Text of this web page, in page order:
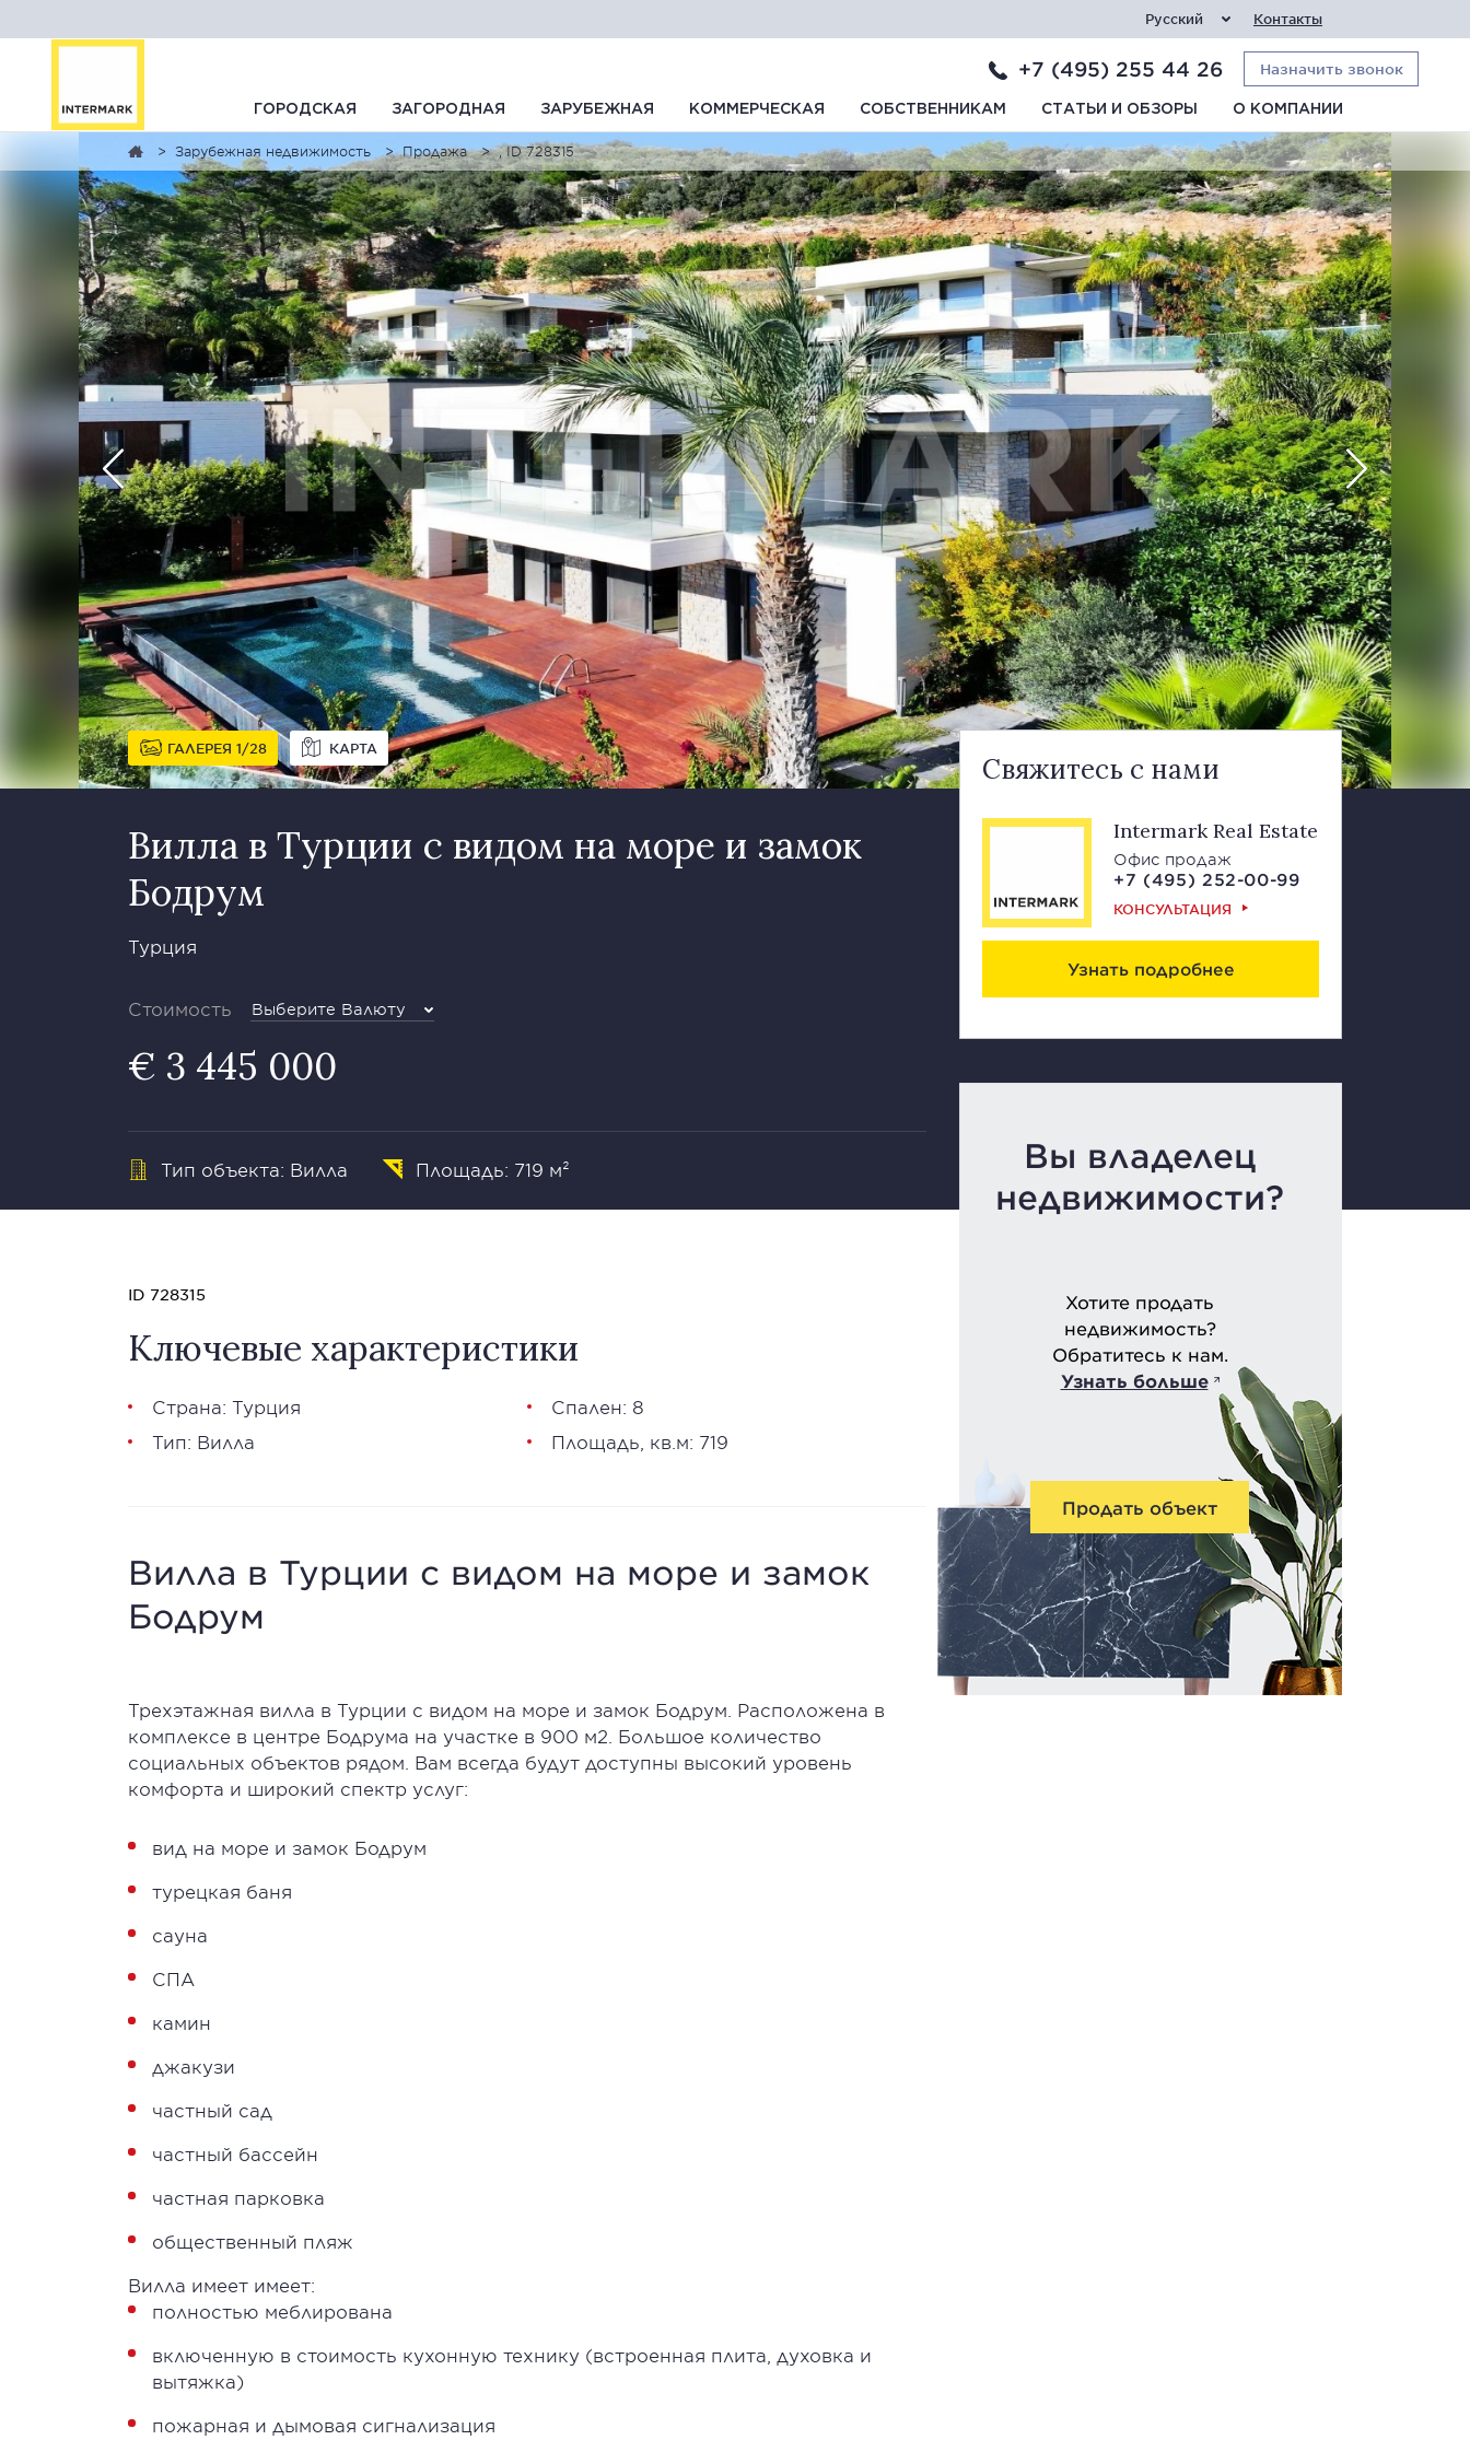
Русский Контакты
+7 (495) 255 44 26 Назначить звонок
ГОРОДСКАЯ ЗАГОРОДНАЯ ЗАРУБЕЖНАЯ КОММЕРЧЕСКАЯ СОБСТВЕННИКАМ СТАТЬИ И ОБЗОРЫ О КОМПАНИИ
Зарубежная недвижимость Продажа , ID 728315
ГАЛЕРЕЯ 1 28 КАРТА
Вилла в Турции с видом на море и замок
Бодрум
Турция
Стоимость Выберите Валюту
€ 3 445 000
Тип объекта: Вилла Площадь: 719 м²
Свяжитесь с нами
Intermark Real Estate
Офис продаж
+7 (495) 252-00-99
КОНСУЛЬТАЦИЯ
Узнать подробнее
Вы владелец
недвижимости?
Хотите продать
недвижимость?
Обратитесь к нам.
Узнать больше
Продать объект
ID 728315
Ключевые характеристики
Страна: Турция
Тип: Вилла
Спален: 8
Площадь, кв.м: 719
Вилла в Турции с видом на море и замок
Бодрум
Трехэтажная вилла в Турции с видом на море и замок Бодрум. Расположена в
комплексе в центре Бодрума на участке в 900 м2. Большое количество
социальных объектов рядом. Вам всегда будут доступны высокий уровень
комфорта и широкий спектр услуг:
вид на море и замок Бодрум
турецкая баня
сауна
СПА
камин
джакузи
частный сад
частный бассейн
частная парковка
общественный пляж
Вилла имеет имеет:
полностью меблирована
включенную в стоимость кухонную технику (встроенная плита, духовка и
вытяжка)
пожарная и дымовая сигнализация